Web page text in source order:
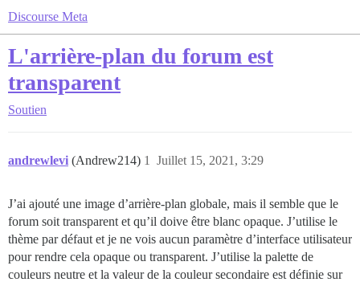
Discourse Meta
L'arrière-plan du forum est
transparent
Soutien
andrewlevi (Andrew214) Juillet 15, 2021, 3:29
1
J’ai ajouté une image d’arrière-plan globale, mais il semble que le
forum soit transparent et qu’il doive être blanc opaque. J’utilise le
thème par défaut et je ne vois aucun paramètre d’interface utilisateur
pour rendre cela opaque ou transparent. J’utilise la palette de
couleurs neutre et la valeur de la couleur secondaire est définie sur